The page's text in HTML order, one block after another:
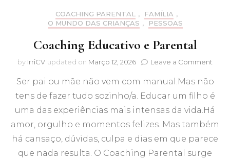
COACHING PARENTAL , FAMÍLIA ,
O MUNDO DAS CRIANÇAS , PESSOAS
Coaching Educativo e Parental
by IrriCV updated on Março 12, 2026 Leave a Comment
e
Ser pai ou mãe não vem com manual.Mas não
tens de fazer tudo sozinho/a. Educar um filho é
uma das experiências mais intensas da vida.Há
amor, orgulho e momentos felizes. Mas também
há cansaço, dúvidas, culpa e dias em que parece
que nada resulta. O Coaching Parental surge